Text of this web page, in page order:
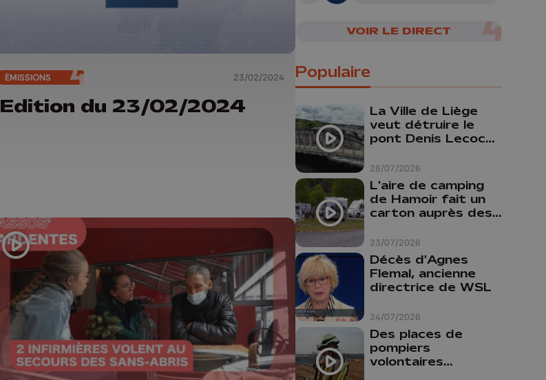
ÉMISSIONS 23/02/2024
Edition du 23/02/2024
VOIR LE DIRECT
Populaire
28/07/2026
La Ville de Liège
veut détruire le
pont Denis Lecocq
budget pour le
faire
23/07/2026
L'aire de camping
de Hamoir fait un
carton auprès des
24/07/2026
Décès d'Agnes
Flemal, ancienne
directrice de WSL
Des places de
pompiers
volontaires